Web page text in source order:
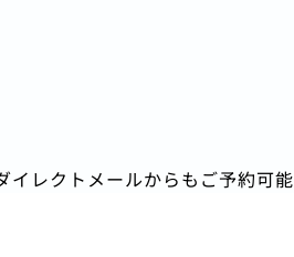
レクトメールからもご予約可能